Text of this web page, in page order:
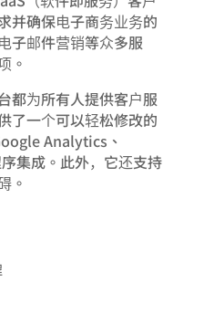
并确保电子商务业务的
子邮件营销等众多服
。
都为所有人提供客户服
了一个可以轻松修改的
Analytics、
集成。此外，它还支持
。